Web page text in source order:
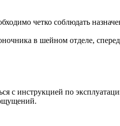
четко соблюдать
в шейном отделе,
с инструкцией по